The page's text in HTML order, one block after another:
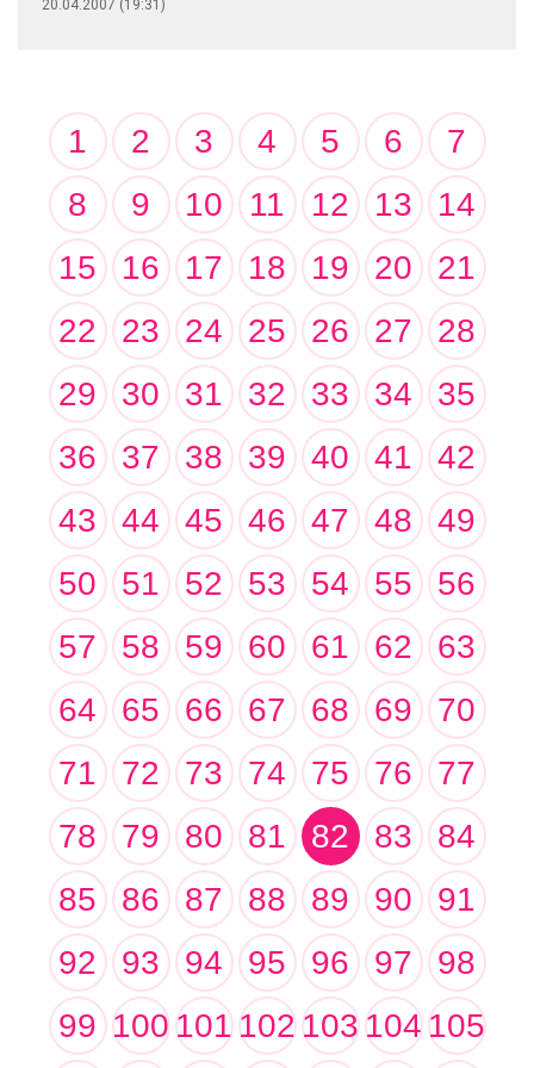
20.04.2007 (19:31)
1 2 3 4 5 6
7
8
9 10 11 12 13
14
15
16 17 18 19 20
21
22
23 24 25 26 27
28
29
30 31 32 33 34
35
36
37 38 39 40 41
42
43
44 45 46 47 48
49
50
51 52 53 54 55
56
57
58 59 60 61 62
63
64
65 66 67 68 69
70
71
72 73 74 75 76
77
78
79 80 81 82 83
84
85
86 87 88 89 90
91
92
93 94 95 96 97
98
99 100101102103104105